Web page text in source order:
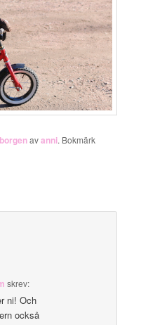
avanni. Bokmärk
skrev:
ni! Och
också